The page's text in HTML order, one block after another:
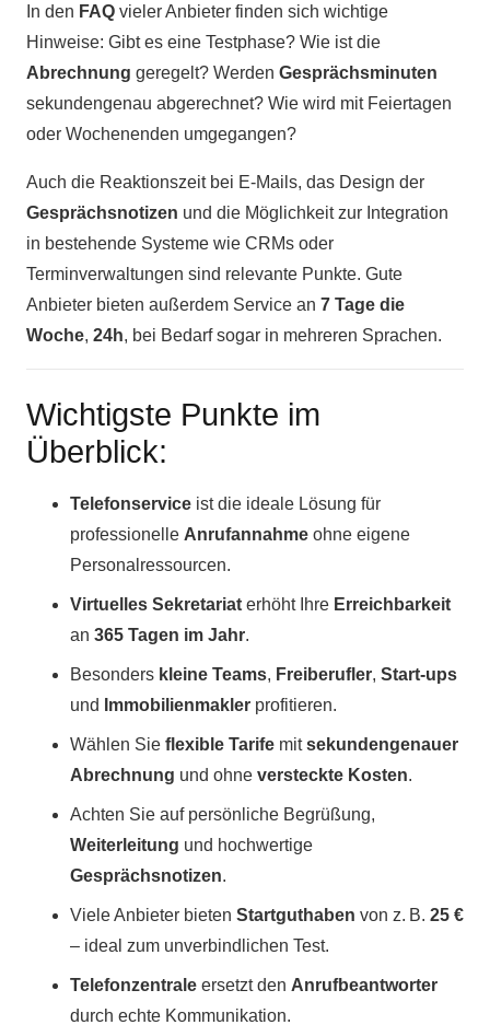
In den FAQ vieler Anbieter finden sich wichtige
Hinweise: Gibt es eine Testphase? Wie ist die
Abrechnung geregelt? Werden Gesprächsminuten
sekundengenau abgerechnet? Wie wird mit Feiertagen
oder Wochenenden umgegangen?
Auch die Reaktionszeit bei E-Mails, das Design der
Gesprächsnotizen und die Möglichkeit zur Integration
in bestehende Systeme wie CRMs oder
Terminverwaltungen sind relevante Punkte. Gute
Anbieter bieten außerdem Service an 7 Tage die
Woche, 24h, bei Bedarf sogar in mehreren Sprachen.
Wichtigste Punkte im
Überblick:
Telefonservice ist die ideale Lösung für
professionelle Anrufannahme ohne eigene
Personalressourcen.
Virtuelles Sekretariat erhöht Ihre Erreichbarkeit
an 365 Tagen im Jahr.
Besonders kleine Teams, Freiberufler, Start-ups
und
Immobilienmakler profitieren.
Wählen Sie flexible Tarife mitsekundengenauer
Abrechnung und ohne versteckte Kosten.
Achten Sie auf persönliche Begrüßung,
Weiterleitung und hochwertige
Gesprächsnotizen.
Viele Anbieter bieten Startguthaben von z. B. 25 €
– ideal zum unverbindlichen Test.
Telefonzentrale ersetzt den Anrufbeantworter
durch echte Kommunikation.